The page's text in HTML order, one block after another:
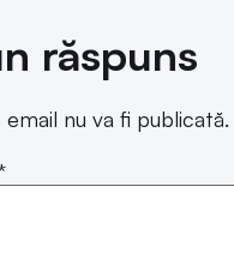
răspuns
nu va fi publicată.